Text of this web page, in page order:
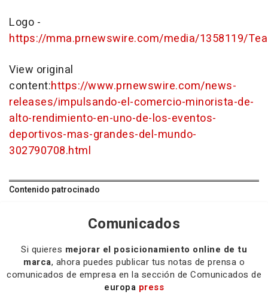
Logo -
https://mma.prnewswire.com/media/1358119/
View original
content:https://www.prnewswire.com/news-
releases/impulsando-el-comercio-minorista-de-
alto-rendimiento-en-uno-de-los-eventos-
deportivos-mas-grandes-del-mundo-
302790708.html
Contenido patrocinado
Comunicados
Si quieres mejorar el posicionamiento online de tu
marca, ahora puedes publicar tus notas de prensa o
comunicados de empresa en la sección de Comunicados de
europa press